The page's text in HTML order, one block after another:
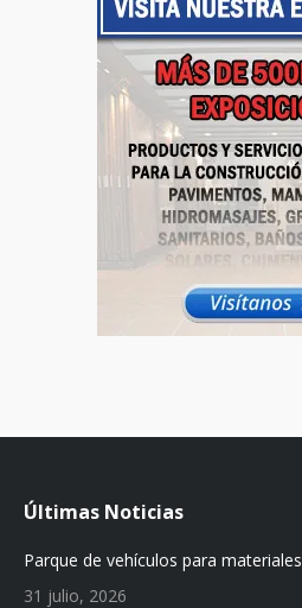
Últimas Noticias
Parque de vehículos para materiales
31 julio, 2026